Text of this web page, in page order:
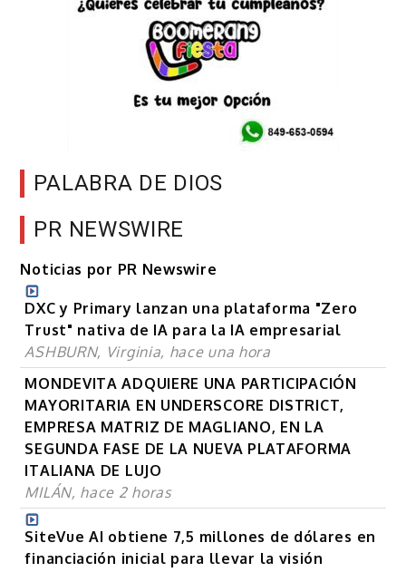
PALABRA DE DIOS
PR NEWSWIRE
Noticias por PR Newswire
DXC y Primary lanzan una plataforma "Zero
Trust" nativa de IA para la IA empresarial
ASHBURN, Virginia, hace una hora
MONDEVITA ADQUIERE UNA PARTICIPACIÓN
MAYORITARIA EN UNDERSCORE DISTRICT,
EMPRESA MATRIZ DE MAGLIANO, EN LA
SEGUNDA FASE DE LA NUEVA PLATAFORMA
ITALIANA DE LUJO
MILÁN, hace 2 horas
SiteVue AI obtiene 7,5 millones de dólares en
financiación inicial para llevar la visión